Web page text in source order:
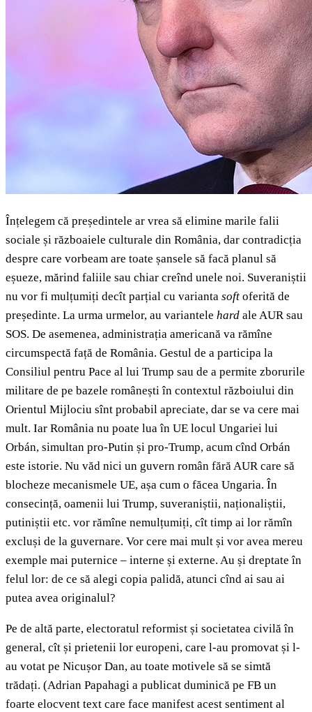
Înțelegem că președintele ar vrea să elimine marile falii
sociale și războaiele culturale din România, dar contradicția
despre care vorbeam are toate șansele să facă planul să
eșueze, mărind faliile sau chiar creînd unele noi. Suveraniștii
nu vor fi mulțumiți decît parțial cu varianta soft oferită de
președinte. La urma urmelor, au variantele hard ale AUR sau
SOS. De asemenea, administrația americană va rămîne
circumspectă față de România. Gestul de a participa la
Consiliul pentru Pace al lui Trump sau de a permite zborurile
militare de pe bazele românești în contextul războiului din
Orientul Mijlociu sînt probabil apreciate, dar se va cere mai
mult. Iar România nu poate lua în UE locul Ungariei lui
Orbán, simultan pro-Putin și pro-Trump, acum cînd Orbán
este istorie. Nu văd nici un guvern român fără AUR care să
blocheze mecanismele UE, așa cum o făcea Ungaria. În
consecință, oamenii lui Trump, suveraniștii, naționaliștii,
putiniștii etc. vor rămîne nemulțumiți, cît timp ai lor rămîn
excluși de la guvernare. Vor cere mai mult și vor avea mereu
exemple mai puternice – interne și externe. Au și dreptate în
felul lor: de ce să alegi copia palidă, atunci cînd ai sau ai
putea avea originalul?
Pe de altă parte, electoratul reformist și societatea civilă în
general, cît și prietenii lor europeni, care l-au promovat și l-
au votat pe Nicușor Dan, au toate motivele să se simtă
trădați. (Adrian Papahagi a publicat duminică pe FB un
foarte elocvent text care face manifest acest sentiment al